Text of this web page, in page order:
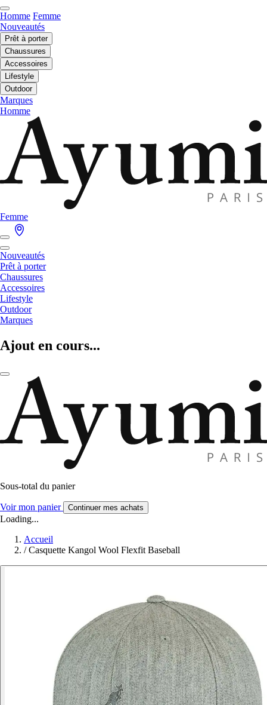
Homme Femme
Nouveautés
Prêt à porter
Chaussures
Accessoires
Lifestyle
Outdoor
Marques
Homme
Femme
Nouveautés
Prêt à porter
Chaussures
Accessoires
Lifestyle
Outdoor
Marques
Ajout en cours...
Sous-total du panier
Voir mon panier Continuer mes achats
Loading...
Accueil
/ Casquette Kangol Wool Flexfit Baseball